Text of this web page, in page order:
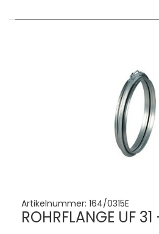
Artikelnummer: 164/0315E
ROHRFLANGE UF